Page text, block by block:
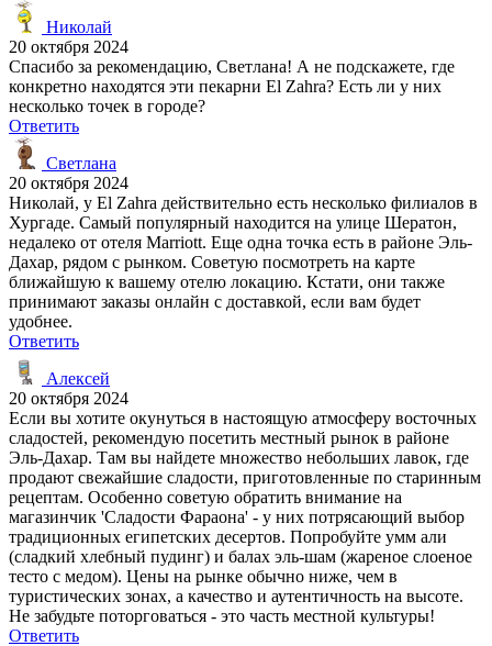
Николай
20 октября 2024
Спасибо за рекомендацию, Светлана! А не подскажете, где
конкретно находятся эти пекарни El Zahra? Есть ли у них
несколько точек в городе?
Ответить
Светлана
20 октября 2024
Николай, у El Zahra действительно есть несколько филиалов в
Хургаде. Самый популярный находится на улице Шератон,
недалеко от отеля Marriott. Еще одна точка есть в районе Эль-
Дахар, рядом с рынком. Советую посмотреть на карте
ближайшую к вашему отелю локацию. Кстати, они также
принимают заказы онлайн с доставкой, если вам будет
удобнее.
Ответить
Алексей
20 октября 2024
Если вы хотите окунуться в настоящую атмосферу восточных
сладостей, рекомендую посетить местный рынок в районе
Эль-Дахар. Там вы найдете множество небольших лавок, где
продают свежайшие сладости, приготовленные по старинным
рецептам. Особенно советую обратить внимание на
магазинчик 'Сладости Фараона' - у них потрясающий выбор
традиционных египетских десертов. Попробуйте умм али
(сладкий хлебный пудинг) и балах эль-шам (жареное слоеное
тесто с медом). Цены на рынке обычно ниже, чем в
туристических зонах, а качество и аутентичность на высоте.
Не забудьте поторговаться - это часть местной культуры!
Ответить